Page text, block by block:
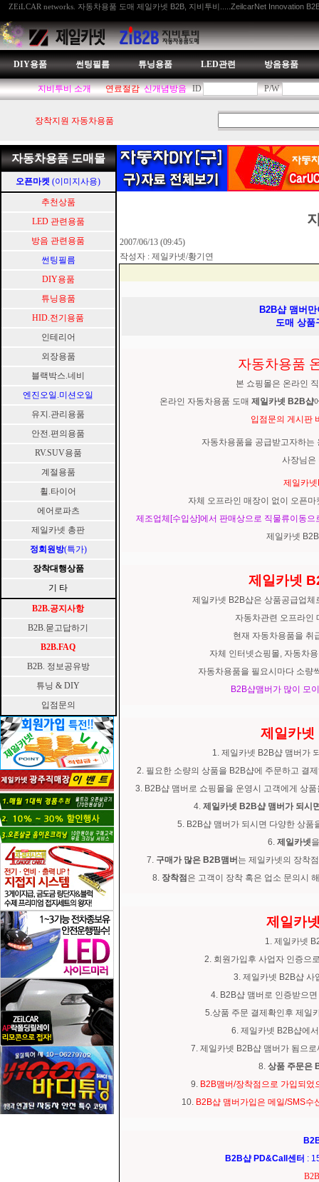
ZEiLCAR networks. 자동차용품 도매 제일카넷 B2B, 지비투비.....ZeilcarNet Innovation
DIY용품 썬팅필름 튜닝용품 LED관련 방음용품
지비투비 소개 연료절감 신개념방음 ID P/W
장착지원 자동차용품
자동차용품 도매몰
오픈마켓 (이미지사용)
추천상품
LED 관련용품
방음 관련용품
썬팅필름
DIY용품
튜닝용품
HID.전기용품
인테리어
외장용품
블랙박스.네비
엔진오일.미션오일
유지.관리용품
안전.편의용품
RV.SUV용품
계절용품
휠.타이어
에어로파츠
제일카넷 총판
정회원방(특가)
장착대행상품
기 타
B2B.공지사항
B2B.묻고답하기
B2B.FAQ
B2B. 정보공유방
튜닝 & DIY
입점문의
2007/06/13 (09:45)
작성자 : 제일카넷/황기연
B2B샵 맴버
도매 상품
자동차용품
본 쇼핑몰은 온라인
온라인 자동차용품 도매제일카넷 B2B샵
입점문의 게시판
자동차용품을 공급받고자하
사장님은
제일카
자체 오프라인 매장이 없이 오픈
제조업체[수입상]에서 판매상으로 직물류이동
제일카넷
제일카넷
제일카넷 B2B샵은 상품공급업
자동차관련 오프라인
현재 자동차용품을 취
자체 인터넷쇼핑몰, 자동차
자동차용품을 필요시마다 소량
B2B샵맴버가 많이 모
제일카넷
1. 제일카넷 B2B샵 맴버가
2. 필요한 소량의 상품을 B2B샵에 주문하고 결
3. B2B샵 맴버로 쇼핑몰을 운영시 고객에게 상
4. 제일카넷 B2B샵 맴버가 되시
5. B2B샵 맴버가 되시면 다양한 상품
6. 제일카넷
7. 구매가 많은 B2B맴버 는 제일카넷의 장착
8. 장착점 은 고객이 장착 혹은 업소 문의시
제일카
1. 제일카넷
2. 회원가입후 사업자 인증으
3. 제일카넷 B2B샵 사
4. B2B샵 맴버로 인증받으
5.상품 주문 결제확인후 제일
6. 제일카넷 B2B샵에
7. 제일카넷 B2B샵 맴버가 됨으
8.상품 주문은
9. B2B맴버/장착점으로 가입되
10. B2B샵 맴버가입은 메일/SMS
B2B샵 PD&Call센터 :